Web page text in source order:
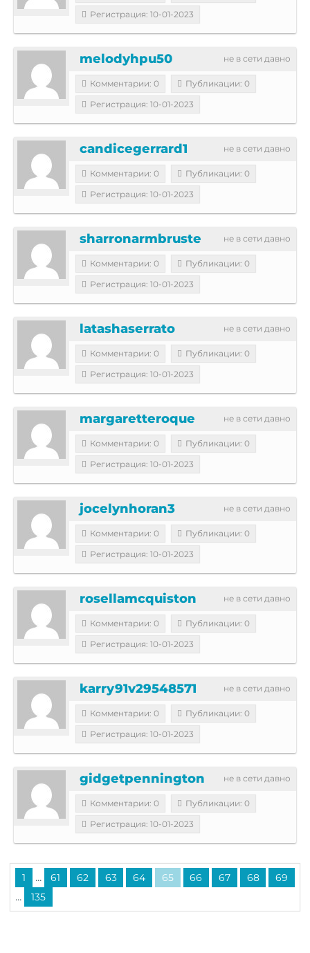
Регистрация: 10-01-2023
не в сети давно
melodyhpu50
Комментарии: 0
Публикации: 0
Регистрация: 10-01-2023
не в сети давно
candicegerrard1
Комментарии: 0
Публикации: 0
Регистрация: 10-01-2023
не в сети давно
sharronarmbruste
Комментарии: 0
Публикации: 0
Регистрация: 10-01-2023
не в сети давно
latashaserrato
Комментарии: 0
Публикации: 0
Регистрация: 10-01-2023
не в сети давно
margaretteroque
Комментарии: 0
Публикации: 0
Регистрация: 10-01-2023
не в сети давно
jocelynhoran3
Комментарии: 0
Публикации: 0
Регистрация: 10-01-2023
не в сети давно
rosellamcquiston
Комментарии: 0
Публикации: 0
Регистрация: 10-01-2023
не в сети давно
karry91v29548571
Комментарии: 0
Публикации: 0
Регистрация: 10-01-2023
не в сети давно
gidgetpennington
Комментарии: 0
Публикации: 0
Регистрация: 10-01-2023
1 ... 61 62 63 64 65 66 67 68 69
... 135